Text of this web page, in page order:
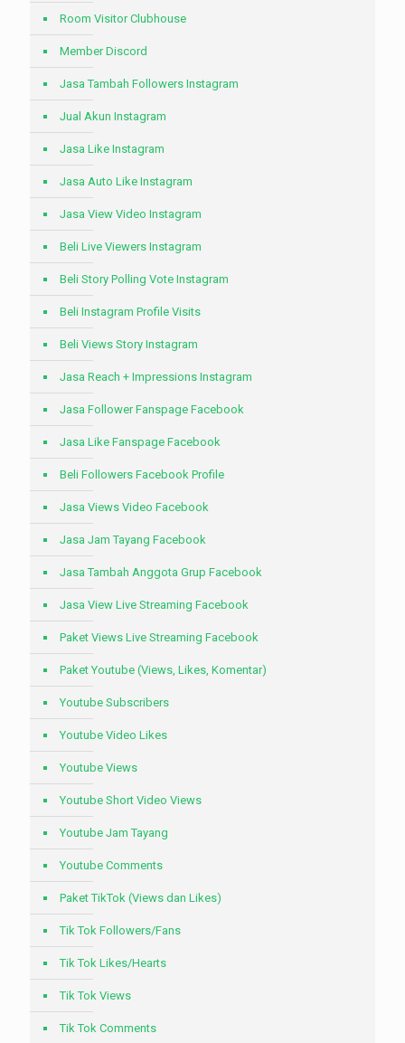
Room Visitor Clubhouse
Member Discord
Jasa Tambah Followers Instagram
Jual Akun Instagram
Jasa Like Instagram
Jasa Auto Like Instagram
Jasa View Video Instagram
Beli Live Viewers Instagram
Beli Story Polling Vote Instagram
Beli Instagram Profile Visits
Beli Views Story Instagram
Jasa Reach + Impressions Instagram
Jasa Follower Fanspage Facebook
Jasa Like Fanspage Facebook
Beli Followers Facebook Profile
Jasa Views Video Facebook
Jasa Jam Tayang Facebook
Jasa Tambah Anggota Grup Facebook
Jasa View Live Streaming Facebook
Paket Views Live Streaming Facebook
Paket Youtube (Views, Likes, Komentar)
Youtube Subscribers
Youtube Video Likes
Youtube Views
Youtube Short Video Views
Youtube Jam Tayang
Youtube Comments
Paket TikTok (Views dan Likes)
Tik Tok Followers/Fans
Tik Tok Likes/Hearts
Tik Tok Views
Tik Tok Comments